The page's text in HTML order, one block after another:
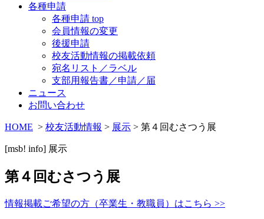
各種申請
各種申請 top
会員情報の変更
後援申請
校友活動情報の掲載依頼
宛名リスト／ラベル
支部用報告書／申請／届
ニュース
お問い合わせ
HOME > 校友活動情報 > 展示 > 第４回むさつう展
[msb! info] 展示
第４回むさつう展
情報掲載ご希望の方（卒業生・教職員）はこちら >>